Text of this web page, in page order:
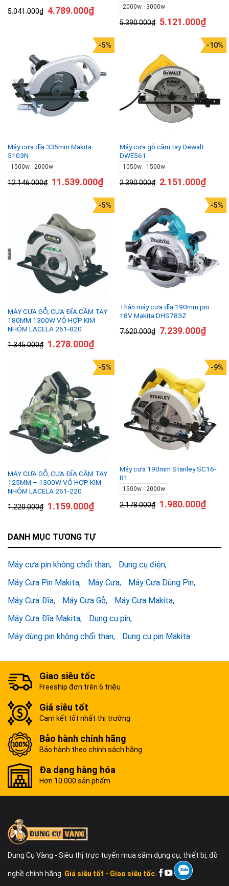
5.041.000₫ 4.789.000₫ 2000w - 3000w
5.390.000₫ 5.121.000₫
Máy cưa đĩa 335mm Makita
5103N
1500w - 2000w
12.146.000₫
-5%
11.539.000₫
Máy cưa gỗ cầm tay Dewalt
DWE561
1050w - 1500w
2.390.000₫
-10%
2.151.000₫
MÁY CƯA GỖ, CƯA ĐĨA CẦM TAY
180MM 1300W VỎ HỢP KIM
NHÔM LACELA 261-820
1.345.000₫
-5%
1.278.000₫
Thân máy cưa đĩa 190mm pin
18V Makita DHS783Z
7.620.000₫
-5%
7.239.000₫
MÁY CƯA GỖ, CƯA ĐĨA CẦM TAY
125MM – 1300W VỎ HỢP KIM
NHÔM LACELA 261-220
1.220.000₫
-5%
1.159.000₫
Máy cưa 190mm Stanley SC16-
B1
1500w - 2000w
2.178.000₫
-9%
1.980.000₫
DANH MỤC TƯƠNG TỰ
Máy cưa pin không chổi than
Dụng cụ điện
Máy Cưa Pin Makita
Máy Cưa
Máy Cưa Dùng Pin
Máy Cưa Đĩa
Máy Cưa Gỗ
Máy Cưa Makita
Máy Cưa Đĩa Makita
Dụng cụ pin
Máy dùng pin không chổi than
Dụng cụ pin Makita
Giao siêu tốc
Freeship đơn trên 6 triệu
Giá siêu tốt
Cam kết tốt nhất thị trường
Bảo hành chính hãng
Bảo hành theo chính sách hãng
Đa dạng hàng hóa
Hơn 10.000 sản phẩm
Dụng Cụ Vàng - Siêu thị trực tuyến mua sắm dụng cụ, thiết bị, đồ
nghề chính hãng. Giá siêu tốt - Giao siêu tốc.